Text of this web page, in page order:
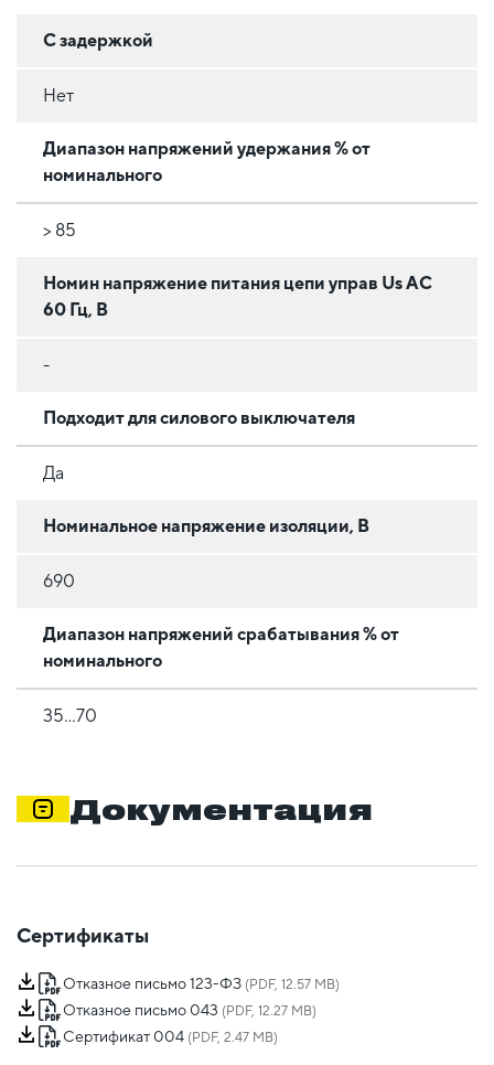
С задержкой
Нет
Диапазон напряжений удержания % от
номинального
> 85
Номин напряжение питания цепи управ Us AC
60 Гц, В
-
Подходит для силового выключателя
Да
Номинальное напряжение изоляции, В
690
Диапазон напряжений срабатывания % от
номинального
35...70
Документация
Сертификаты
Отказное письмо 123-ФЗ (PDF, 12.57 MB)
Отказное письмо 043 (PDF, 12.27 MB)
Сертификат 004 (PDF, 2.47 MB)